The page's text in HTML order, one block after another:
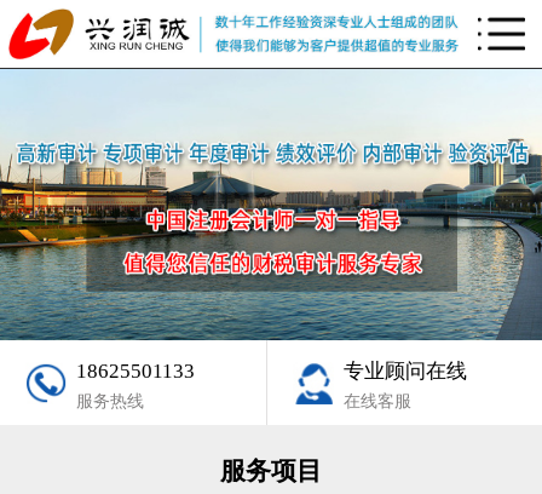
18625501133
服务热线
专业顾问在线
在线客服
服务项目